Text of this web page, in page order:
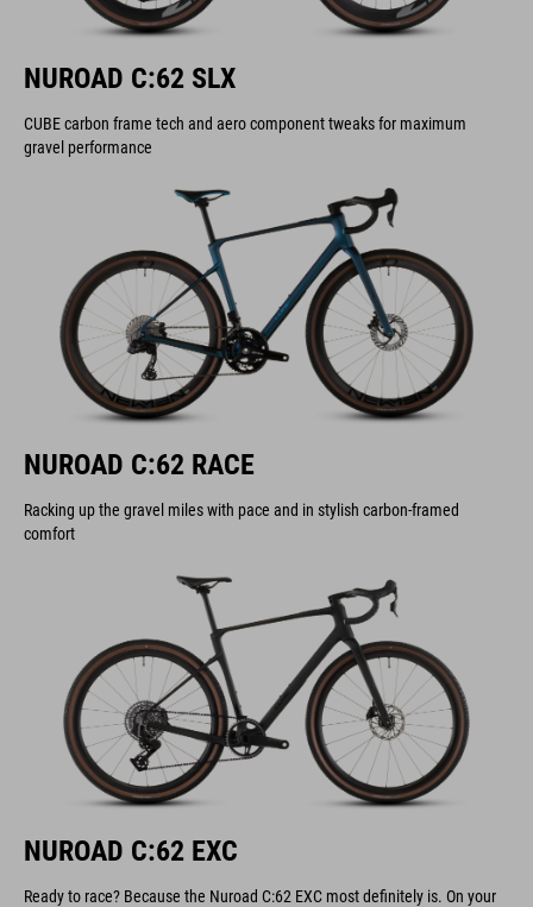
NUROAD C:62 SLX
CUBE carbon frame tech and aero component tweaks for maximum
gravel performance
NUROAD C:62 RACE
Racking up the gravel miles with pace and in stylish carbon-framed
comfort
NUROAD C:62 EXC
Ready to race? Because the Nuroad C:62 EXC most definitely is. On your